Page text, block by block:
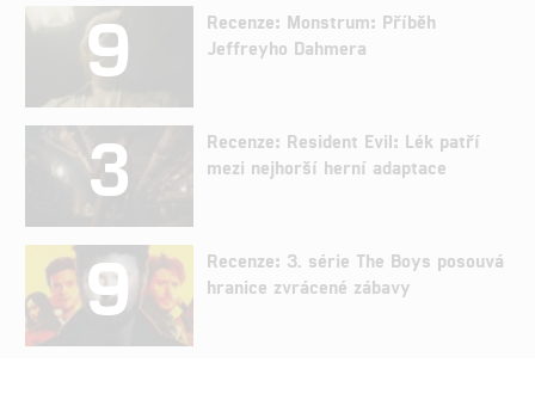
9
Recenze: Monstrum: Příběh
Jeffreyho Dahmera
3
Recenze: Resident Evil: Lék patří
mezi nejhorší herní adaptace
9
Recenze: 3. série The Boys posouvá
hranice zvrácené zábavy